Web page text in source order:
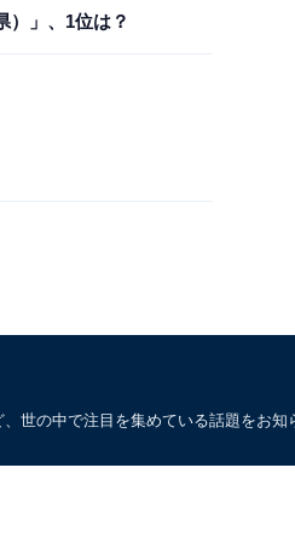
）」、1位は？
世の中で注目を集めている話題をお知